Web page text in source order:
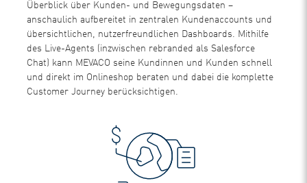
Überblick über Kunden- und Bewegungsdaten –
anschaulich aufbereitet in zentralen Kundenaccounts und
übersichtlichen, nutzerfreundlichen Dashboards. Mithilfe
des Live-Agents (inzwischen rebranded als Salesforce
Chat) kann MEVACO seine Kundinnen und Kunden schnell
und direkt im Onlineshop beraten und dabei die komplette
Customer Journey berücksichtigen.